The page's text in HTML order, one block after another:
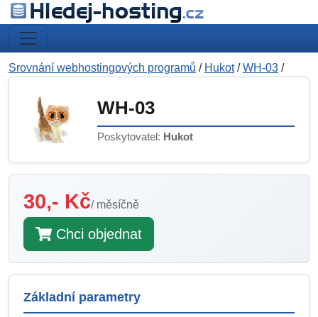
Srovnání webhostingových programů / Hukot/WH-03 /
WH-03
Poskytovatel: Hukot
30,- Kč/ měsíčně
Chci objednat
Základní parametry